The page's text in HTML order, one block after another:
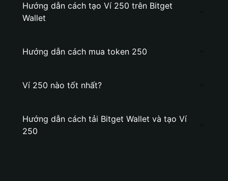
Hướng dẫn cách tạo Ví 250 trên Bitget
Wallet
Hướng dẫn cách mua token 250
Ví 250 nào tốt nhất?
Hướng dẫn cách tải Bitget Wallet và tạo Ví
250